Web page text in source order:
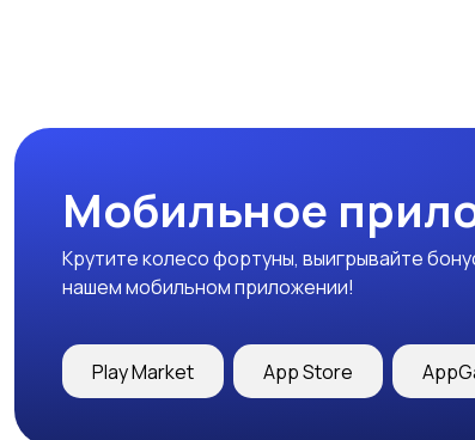
Мобильное
Крутите колесо фортуны, выигрывайте
нашем мобильном приложении!
Play Market App Store